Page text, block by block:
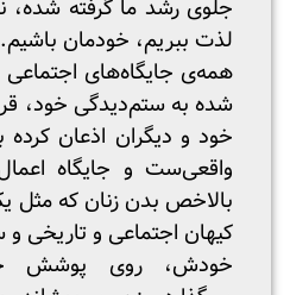
جلوی رشد ما گرفته شده،
لذت ببریم، خودمان
همه‌ی جایگاه‌های اجتماعی
شده به ستم‌دیدگی خود،
خود و دیگران اذعان
واقعی‌ست و جایگاه
بالاخص بدن زنان که
کیهان اجتماعی و تاریخی
خودش، روی پوشش